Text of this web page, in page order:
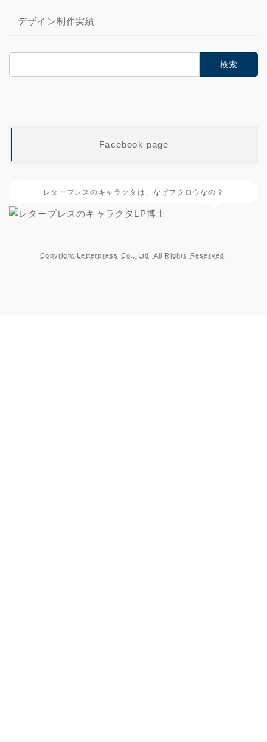
デザイン制作実績
索:
Facebook page
レタープレスのキャラクタは、なぜフクロウなの？
Copyright Letterpress Co., Ltd. All Rights Reserved.